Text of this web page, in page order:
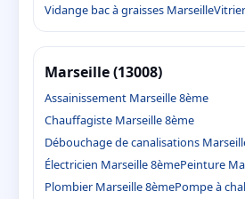
Vidange bac à graisses Marseille
Marseille (13008)
Assainissement Marseille 8ème
Chauffagiste Marseille 8ème
Débouchage de canalisations
Électricien Marseille 8èmePeinture
Plombier Marseille 8èmePompe à